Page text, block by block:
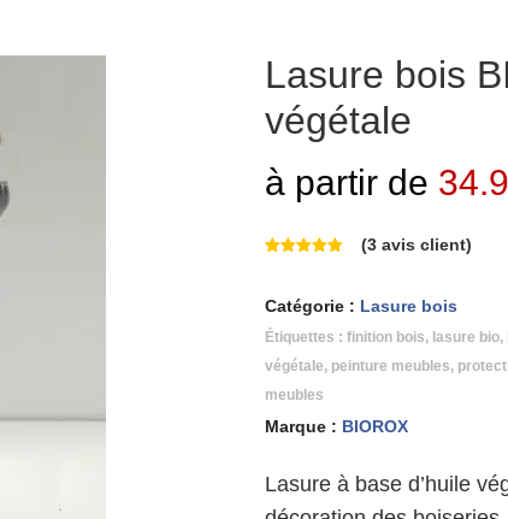
Lasure bois
végétale
à partir de
(3avis client)
Catégorie : Lasure bois
Étiquettes : finition bois, lasure bio,
végétale, peinture meubles,
meubles
Marque : BIOROX
Lasure à base d’huile